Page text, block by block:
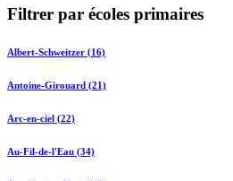
Filtrer par écoles primaires
Albert-Schweitzer (16)
Antoine-Girouard (21)
Arc-en-ciel (22)
Au-Fil-de-l'Eau (34)